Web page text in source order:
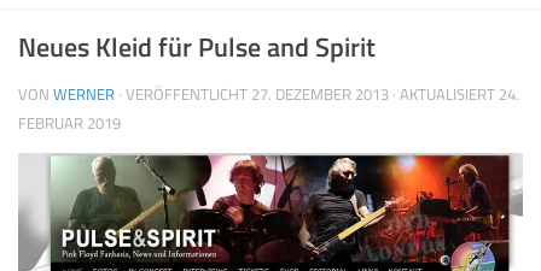
Neues Kleid für Pulse and Spirit
VON WERNER · VERÖFFENTLICHT 27. DEZEMBER 2013 · AKTUALISIERT 24.
FEBRUAR 2019